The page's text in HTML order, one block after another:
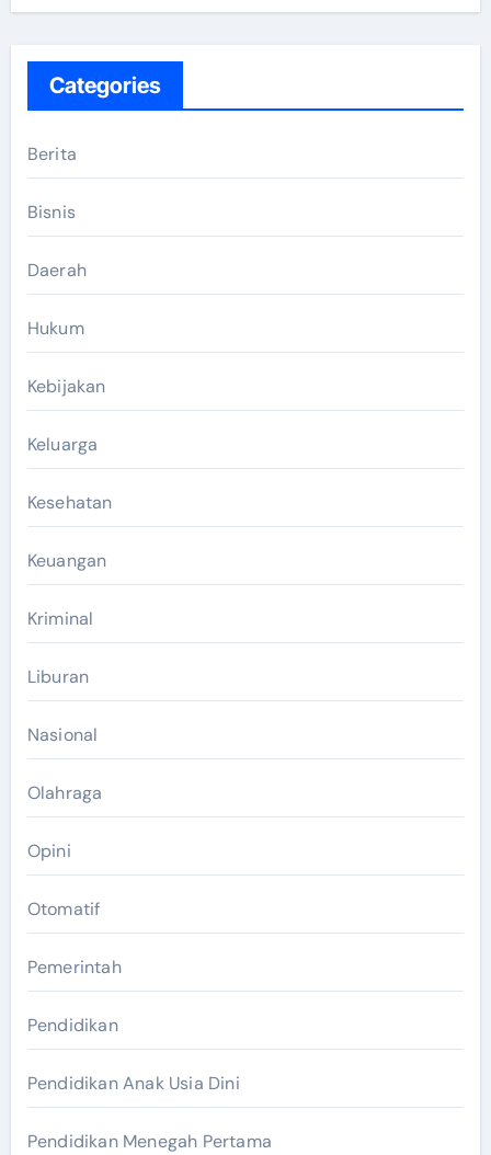
Categories
Berita
Bisnis
Daerah
Hukum
Kebijakan
Keluarga
Kesehatan
Keuangan
Kriminal
Liburan
Nasional
Olahraga
Opini
Otomatif
Pemerintah
Pendidikan
Pendidikan Anak Usia Dini
Pendidikan Menegah Pertama